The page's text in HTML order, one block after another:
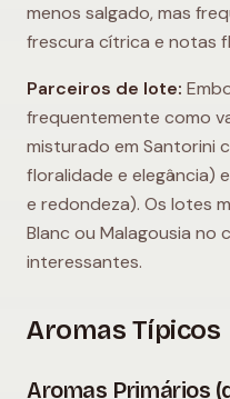
menos salgado, mas
frescura cítrica e notas
Parceiros de lote:
frequentemente como
misturado em Santorini
floralidade e elegância)
e redondeza). Os lotes
Blanc ou Malagousia
interessantes.
Aromas Típicos
Aromas Primários